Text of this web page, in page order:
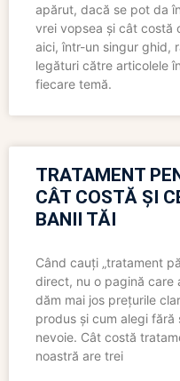
apărut, dacă se pot da
vrei vopsea și cât costă
aici, într-un singur ghid,
legături către articolele
fiecare temă.
TRATAMENT
CÂT COSTĂ ȘI
BANII TĂI
Când cauți „tratament
direct, nu o pagină care
dăm mai jos prețurile
produs și cum alegi
nevoie. Cât costă
noastră are trei